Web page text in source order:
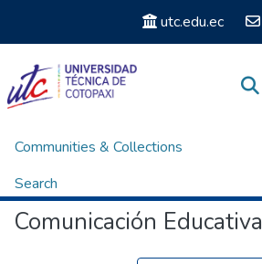
utc.edu.ec
Communities & Collections
Search
Statistics
Home
Comunicación Educativa